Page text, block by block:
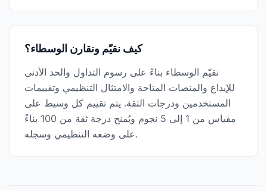
كيف نقيّم ونقارن الوسطاء؟
نقيّم الوسطاء بناءً على رسوم التداول والحد الأدنى
للإيداع والمنصات المتاحة والامتثال التنظيمي وتقييمات
المستخدمين ودرجات الثقة. يتم تقييم كل وسيط على
مقياس من 1 إلى 5 نجوم ويُمنح درجة ثقة من 100 بناءً
على وضعه التنظيمي وسجله.